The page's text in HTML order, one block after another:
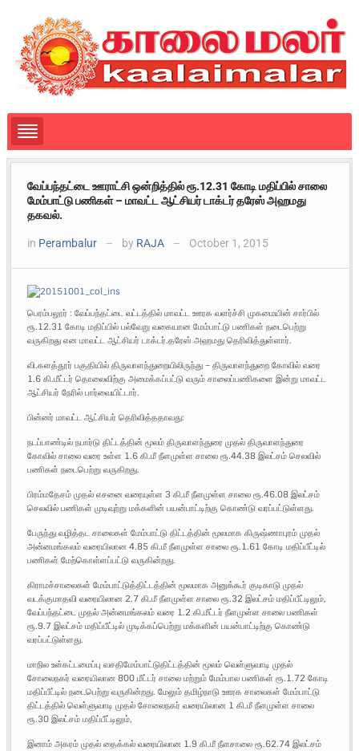
வேப்பந்தட்டை ஊராட்சி ஒன்றித்தில் ரூ.12.31 கோடி மதிப்பில் சாலை
மேம்பாட்டு பணிகள் – மாவட்ட ஆட்சியர் டாக்டர் தரேஸ் அஹமது
தகவல்.
in Perambalur — by RAJA — October 1, 2015
பெரம்பலூர் : வேப்பந்தட்டை வட்டத்தில் மாவட்ட ஊரக வளர்ச்சி முகமையின் சார்பில்
ரூ.12.31 கோடி மதிப்பில் பல்வேறு வகையான மேம்பாட்டு பணிகள் நடைபெற்று
வருகிறது என மாவட்ட ஆட்சியர் டாக்டர்.தரேஸ் அஹமது தெரிவித்துள்ளார்.
வி.களத்தூர் பகுதியில் திருவாளந்துறையிலிருந்து – திருவாளந்துறை கோவில் வரை
1.6 கி.மீட்டர் தொலைவிற்கு அமைக்கப்பட்டு வரும் சாலைப்பணிகளை இன்று மாவட்ட
ஆட்சியர் நேரில் பார்வையிட்டார்.
பின்னர் மாவட்ட ஆட்சியர் தெரிவித்ததாவது:
நடப்பாண்டில் நபார்டு திட்டத்தின் மூலம் திருவாளந்துரை முதல் திருவாளந்துரை
கோவில் சாலை வரை உள்ள 1.6 கி.மீ நீளமுள்ள சாலை ரூ.44.38 இலட்சம் செலவில்
பணிகள் நடைபெற்று வருகிறது.
பிரம்மதேசம் முதல் எசனை வரையுள்ள 3 கி.மீ நீளமுள்ள சாலை ரூ.46.08 இலட்சம்
செலவில் பணிகள் முடிவுற்று மக்களின் பயன்பாட்டிற்கு கொண்டு வரப்பட்டுள்ளது.
பேருந்து வழித்தட சாலைகள் மேம்பாட்டு திட்டத்தின் மூலமாக கிருஷ்ணாபுரம் முதல்
அன்னமங்கலம் வரையிலான 4.85 கி.மீ நீளமுள்ள சாலை ரூ.1.61 கோடி மதிப்பீட்டில்
பணிகள் மேற்கொள்ளப்பட்டு வருகின்றது.
கிராமச்சாலைகள் மேம்பாட்டுத்திட்டத்தின் மூலமாக அனுக்கூர் குடிகாடு முதல்
வடக்குமாதவி வரையிலான 2.7 கி.மீ நீளமுள்ள சாலை ரூ.32 இலட்சம் மதிப்பீட்டிலும்,
வேப்பந்தட்டை முதல் அன்னமங்கலம் வரை 1.2 கி.மீட்டர் நீளமுள்ள சாலை பணிகள்
ரூ.9.7 இலட்சம் மதிப்பீட்டில் முடிக்கப்பெற்று மக்களின் பயன்பாட்டிற்கு கொண்டு
வரப்பட்டுள்ளது.
மாநில உள்கட்டமைப்பு வசதிமேம்பாட்டுதிட்டத்தின் மூலம் வெள்ளுவாடி முதல்
சோலைநகர் வரையிலான 800 மீட்டர் சாலை மற்றும் மேம்பால பணிகள் ரூ.1.72 கோடி
மதிப்பீட்டில் நடைபெற்று வருகின்றது. மேலும் தமிழ்நாடு ஊரக சாலைகள் மேம்பாட்டு
திட்டத்தில் வெள்ளுவாடி முதல் சோலைநகர் வரையிலான 1 கி.மீ நீளமுள்ள சாலை
ரூ.30 இலட்சம் மதிப்பீட்டிலும்,
இனாம் அகரம் முதல் தைக்கல் வரையிலான 1.9 கி.மீ நீளசாலை ரூ.62.74 இலட்சம்